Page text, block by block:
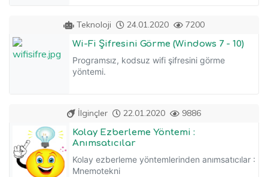
Teknoloji 24.01.2020 7200
Wi-Fi Şifresini Görme (Windows 7 - 10)
Programsız, kodsuz wifi şifresini görme
yöntemi.
İlginçler 22.01.2020 9886
Kolay Ezberleme Yöntemi :
Anımsatıcılar
Kolay ezberleme yöntemlerinden anımsatıcılar :
Mnemotekni